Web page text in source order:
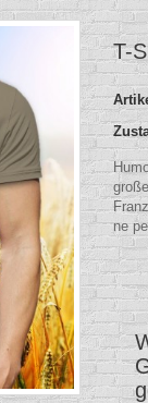
T-
ne